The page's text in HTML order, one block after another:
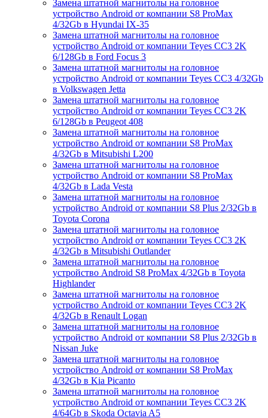
Замена штатной магнитолы на головное
устройство Android от компании S8 ProMax
4/32Gb в Hyundai IX-35
Замена штатной магнитолы на головное
устройство Android от компании Teyes CC3 2K
6/128Gb в Ford Focus 3
Замена штатной магнитолы на головное
устройство Android от компании Teyes CC3 4/32Gb
в Volkswagen Jetta
Замена штатной магнитолы на головное
устройство Android от компании Teyes CC3 2K
6/128Gb в Peugeot 408
Замена штатной магнитолы на головное
устройство Android от компании S8 ProMax
4/32Gb в Mitsubishi L200
Замена штатной магнитолы на головное
устройство Android от компании S8 ProMax
4/32Gb в Lada Vesta
Замена штатной магнитолы на головное
устройство Android от компании S8 Plus 2/32Gb в
Toyota Corona
Замена штатной магнитолы на головное
устройство Android от компании Teyes CC3 2K
4/32Gb в Mitsubishi Outlander
Замена штатной магнитолы на головное
устройство Android S8 ProMax 4/32Gb в Toyota
Highlander
Замена штатной магнитолы на головное
устройство Android от компании Teyes CC3 2K
4/32Gb в Renault Logan
Замена штатной магнитолы на головное
устройство Android от компании S8 Plus 2/32Gb в
Nissan Juke
Замена штатной магнитолы на головное
устройство Android от компании S8 ProMax
4/32Gb в Kia Picanto
Замена штатной магнитолы на головное
устройство Android от компании Teyes CC3 2K
4/64Gb в Skoda Octavia A5